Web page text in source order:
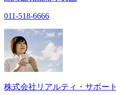
011-518-6666
株式会社リアルティ・サポート